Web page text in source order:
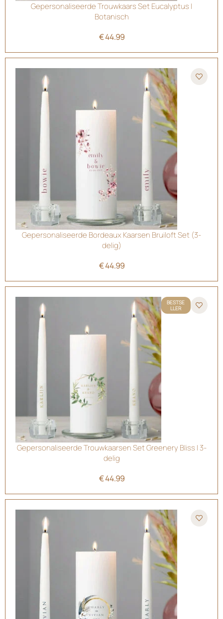
Gepersonaliseerde Trouwkaars Set Eucalyptus |
Botanisch
€44.99
Gepersonaliseerde Bordeaux Kaarsen Bruiloft Set (3-
delig)
€44.99
BESTSE
LLER
Gepersonaliseerde Trouwkaarsen Set Greenery Bliss | 3-
delig
€44.99